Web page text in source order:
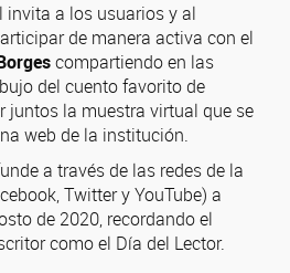
invita a los usuarios y al
de manera activa con el
compartiendo en las
del cuento favorito de
juntos la muestra virtual que se
web de la institución.
a través de las redes de la
Twitter y YouTube) a
de 2020, recordando el
como el Día del Lector.